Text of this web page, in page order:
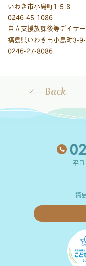
いわき市小島町1-5-8
0246-45-1086
自立支援放課後等デイサ
福島県いわき市小島町3-
0246-27-8086
Back
平
福